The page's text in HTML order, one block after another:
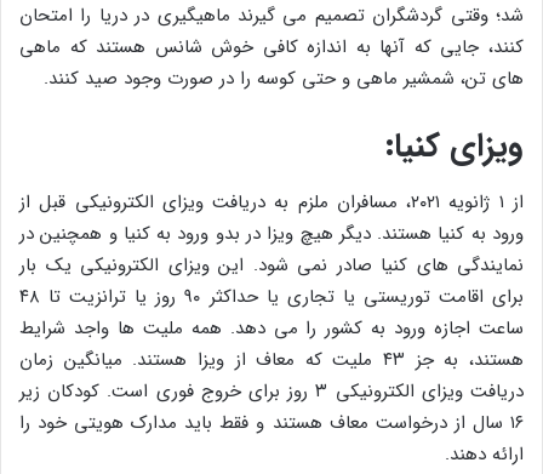
شد؛ وقتی گردشگران تصمیم می گیرند ماهیگیری در دریا را امتحان
کنند، جایی که آنها به اندازه کافی خوش شانس هستند که ماهی
های تن، شمشیر ماهی و حتی کوسه را در صورت وجود صید کنند.
ویزای کنیا:
از ۱ ژانویه ۲۰۲۱، مسافران ملزم به دریافت ویزای الکترونیکی قبل از
ورود به کنیا هستند. دیگر هیچ ویزا در بدو ورود به کنیا و همچنین در
نمایندگی های کنیا صادر نمی شود. این ویزای الکترونیکی یک بار
برای اقامت توریستی یا تجاری یا حداکثر ۹۰ روز یا ترانزیت تا ۴۸
ساعت اجازه ورود به کشور را می دهد. همه ملیت ها واجد شرایط
هستند، به جز ۴۳ ملیت که معاف از ویزا هستند. میانگین زمان
دریافت ویزای الکترونیکی ۳ روز برای خروج فوری است. کودکان زیر
۱۶ سال از درخواست معاف هستند و فقط باید مدارک هویتی خود را
ارائه دهند.